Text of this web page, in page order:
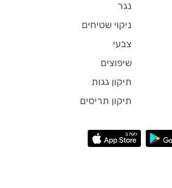
נגר
ניקוי שטיחים
צבעי
שיפוצים
תיקון גגות
תיקון תריסים